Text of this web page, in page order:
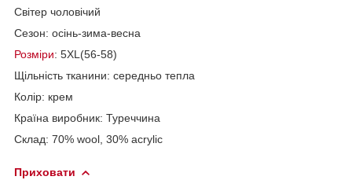
Світер чоловічий
Сезон: осінь-зима-весна
Розміри: 5XL(56-58)
Щільність тканини: середньо тепла
Колір: крем
Країна виробник: Туреччина
Склад: 70% wool, 30% acrylic
Приховати